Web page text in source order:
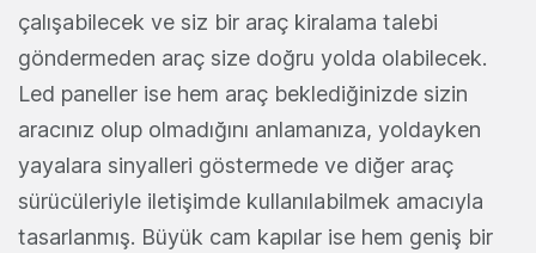
çalışabilecek ve siz bir araç kiralama talebi
göndermeden araç size doğru yolda olabilecek.
Led paneller ise hem araç beklediğinizde sizin
aracınız olup olmadığını anlamanıza, yoldayken
yayalara sinyalleri göstermede ve diğer araç
sürücüleriyle iletişimde kullanılabilmek amacıyla
tasarlanmış. Büyük cam kapılar ise hem geniş bir